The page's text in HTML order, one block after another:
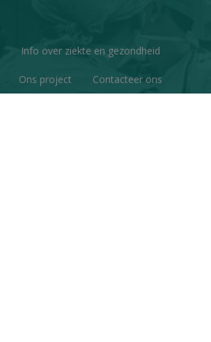
Info over ziekte en gezondheid
Ons project Contacteer ons